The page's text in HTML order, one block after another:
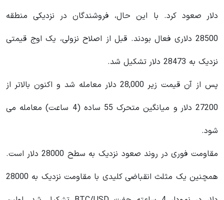
دلار صعود کرد. با این حال، فروشندگان در نزدیکی منطقه
28500 دلاری فعال بودند. قبل از اصلاح نزولی، یک اوج قیمتی
نزدیک به 28473 دلار تشکیل شد.
پس از آن قیمت زیر 28,000 دلار معامله شد و اکنون بالاتر از
27200 دلار و میانگین متحرک 55 ساده (4 ساعت) معامله می
شود.
مقاومت فوری در روند صعود نزدیک به سطح 28000 دلار است.
همچنین یک مثلث انقباضی کلیدی با مقاومت نزدیک به 28000